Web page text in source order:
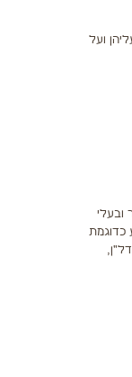
ועל
ובעלי
כדוגמת